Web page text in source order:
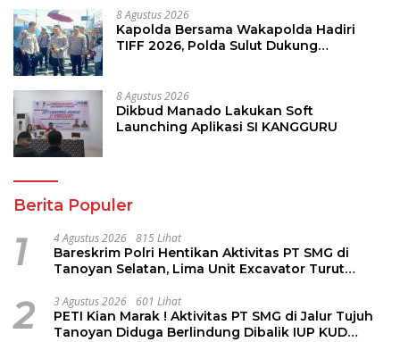
8 Agustus 2026
Kapolda Bersama Wakapolda Hadiri
TIFF 2026, Polda Sulut Dukung
8 Agustus 2026
Dikbud Manado Lakukan Soft
Launching Aplikasi SI KANGGURU
Berita Populer
1 4 Agustus 2026 815 Lihat
Bareskrim Polri Hentikan Aktivitas PT SMG di
Tanoyan Selatan, Lima Unit Excavator Turut
2 3 Agustus 2026 601 Lihat
PETI Kian Marak ! Aktivitas PT SMG di Jalur Tujuh
Tanoyan Diduga Berlindung Dibalik IUP KUD